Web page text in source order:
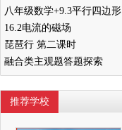
八年级数学+9.3平行四边形
16.2电流的磁场
琵琶行 第二课时
融合类主观题答题探索
推荐学校